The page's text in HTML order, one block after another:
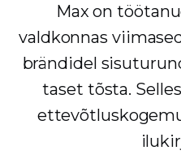
Max on
valdkonnas
brändidel
taset tõsta.